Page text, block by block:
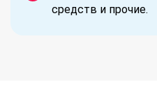
средств и прочие.